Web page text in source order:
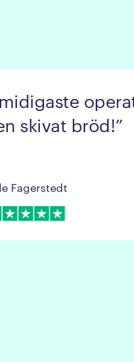
skivat bröd!
Fagerstedt